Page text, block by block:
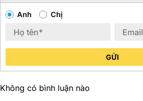
Anh Chị
GỬI
Không có bình luận nào